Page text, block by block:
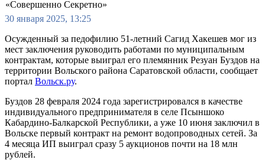
30 января 2025, 13:25
Осужденный за педофилию 51-летний Сагид Хакешев мог из
мест заключения руководить работами по муниципальным
контрактам, которые выиграл его племянник Резуан Буздов на
территории Вольского района Саратовской области, сообщает
портал Вольск.ру.
Буздов 28 февраля 2024 года зарегистрировался в качестве
индивидуального предпринимателя в селе Псыншоко
Кабардино-Балкарской Республики, а уже 10 июня заключил в
Вольске первый контракт на ремонт водопроводных сетей. За
4 месяца ИП выиграл сразу 5 аукционов почти на 18 млн
рублей.